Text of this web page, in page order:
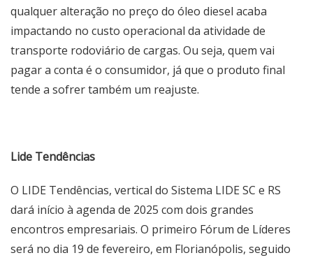
qualquer alteração no preço do óleo diesel acaba
impactando no custo operacional da atividade de
transporte rodoviário de cargas. Ou seja, quem vai
pagar a conta é o consumidor, já que o produto final
tende a sofrer também um reajuste.
Lide Tendências
O LIDE Tendências, vertical do Sistema LIDE SC e RS
dará início à agenda de 2025 com dois grandes
encontros empresariais. O primeiro Fórum de Líderes
será no dia 19 de fevereiro, em Florianópolis, seguido